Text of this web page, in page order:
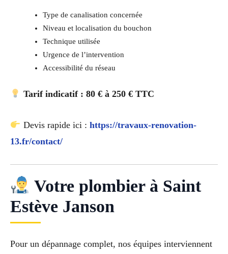
Type de canalisation concernée
Niveau et localisation du bouchon
Technique utilisée
Urgence de l’intervention
Accessibilité du réseau
Tarif indicatif : 80 € à 250 € TTC
Devis rapide ici : https://travaux-renovation-
13.fr/contact/
Votre plombier à Saint
Estève Janson
Pour un dépannage complet, nos équipes interviennent